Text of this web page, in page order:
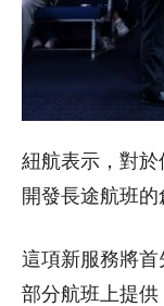
紐航表示，對於
開發長途航班的
這項新服務將
部分航班上提